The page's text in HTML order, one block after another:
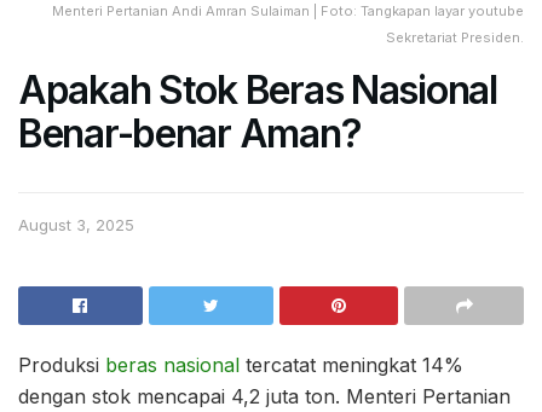
Menteri Pertanian Andi Amran Sulaiman | Foto: Tangkapan layar youtube
Sekretariat Presiden.
Apakah Stok Beras Nasional
Benar-benar Aman?
August 3, 2025
Produksi beras nasional tercatat meningkat 14%
dengan stok mencapai 4,2 juta ton. Menteri Pertanian